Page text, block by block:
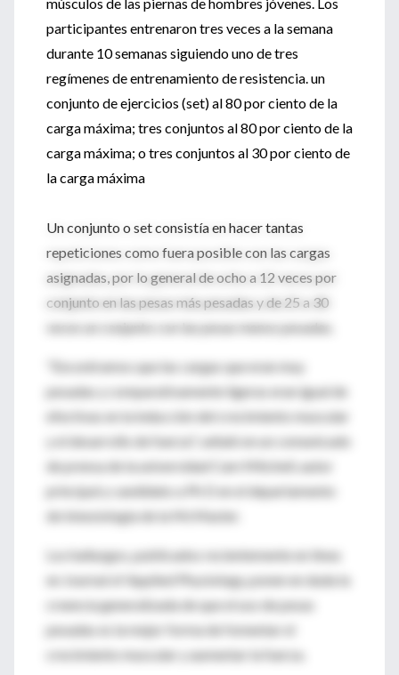
participantes entrenaron tres veces a la semana
durante 10 semanas siguiendo uno de tres
regímenes de entrenamiento de resistencia. un
conjunto de ejercicios (set) al 80 por ciento de la
carga máxima; tres conjuntos al 80 por ciento de la
carga máxima; o tres conjuntos al 30 por ciento de
la carga máxima
Un conjunto o set consistía en hacer tantas
repeticiones como fuera posible con las cargas
asignadas, por lo general de ocho a 12 veces por
conjunto en las pesas más pesadas y de 25 a 30
veces un conjunto con las pesas menos pesadas.
"Encontramos que las cargas que eran muy
pesadas y comparativamente ligeras eran igual de
efectivas en la inducción del crecimiento muscular
y el desarrollo de fuerza", señaló en un comunicado
de prensa de la universidad Cam Mitchell, autor
principal y candidato a Ph D en el departamento
de kinesiología de la McMaster.
Los hallazgos, publicados recientemente en línea
en Journal of Applied Physiology, ponen en duda la
creencia generalizada de que el uso de pesas
pesadas es la mejor forma de fomentar el
crecimiento muscular y aumentar la fuerza.